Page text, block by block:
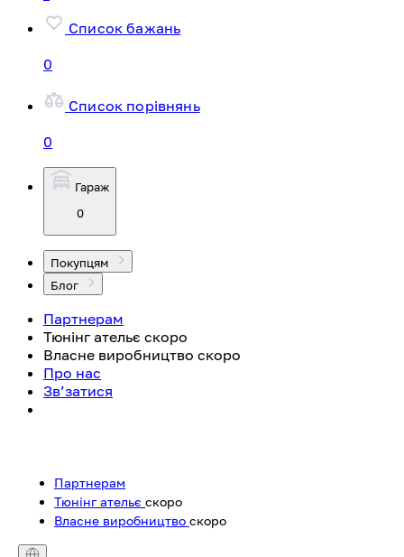
Список бажань
0
Список порівнянь
0
Гараж
0
Покупцям
Блог
Партнерам
Тюнінг ательє скоро
Власне виробництво скоро
Про нас
Зв’затися
Партнерам
Тюнінг ательє скоро
Власне виробництво скоро